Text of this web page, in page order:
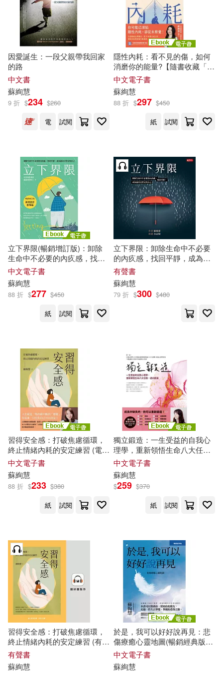
因愛誕生：一段父親帶我回家
的路
中文書
蘇絢慧
9 折 $234 $260
電
試閱
隱性內耗：看不見的傷，如何
消磨你的能量?【隨書收藏「溫
柔的修復練習」書卡」】 (電子
書)
中文電子書
蘇絢慧
88 折 $297 $450
紙
試閱
立下界限(暢銷增訂版)：卸除
生命中不必要的內疚感，找回
平靜，成為溫柔且堅定的自己
(電子書)
中文電子書
蘇絢慧
88 折 $277 $450
紙
試閱
立下界限：卸除生命中不必要
的內疚感，找回平靜，成為溫
柔且堅定的自己 (有聲書)
有聲書
蘇絢慧
79 折 $300 $480
習得安全感：打破焦慮循環，
終止情緒內耗的安定練習 (電子
書)
中文電子書
蘇絢慧
88 折 $233 $380
紙
試閱
獨立鍛造：一生受益的自我心
理學，重新領悟生命八大任
務，邁向圓滿 (電子書)
中文電子書
蘇絢慧
$259 $370
紙
試閱
習得安全感：打破焦慮循環，
終止情緒內耗的安定練習 (有聲
書)
有聲書
蘇絢慧
於是，我可以好好說再見：悲
傷療癒心靈地圖(暢銷經典版)
(電子書)
中文電子書
蘇絢慧